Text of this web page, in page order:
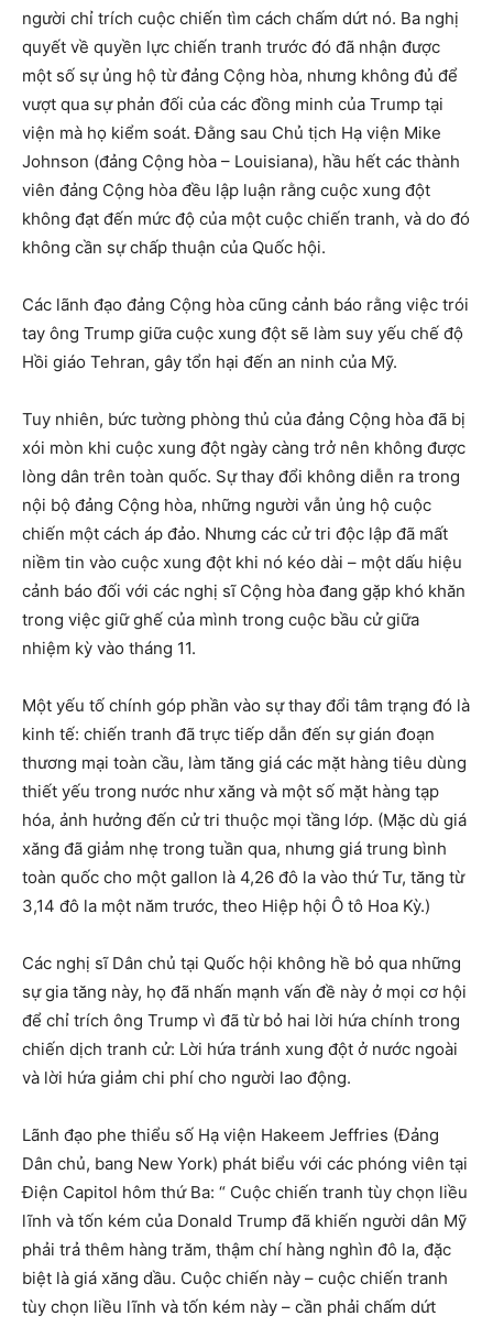
người chỉ trích cuộc chiến tìm cách chấm dứt nó. Ba nghị
quyết về quyền lực chiến tranh trước đó đã nhận được
một số sự ủng hộ từ đảng Cộng hòa, nhưng không đủ để
vượt qua sự phản đối của các đồng minh của Trump tại
viện mà họ kiểm soát. Đằng sau Chủ tịch Hạ viện Mike
Johnson (đảng Cộng hòa – Louisiana), hầu hết các thành
viên đảng Cộng hòa đều lập luận rằng cuộc xung đột
không đạt đến mức độ của một cuộc chiến tranh, và do đó
không cần sự chấp thuận của Quốc hội.
Các lãnh đạo đảng Cộng hòa cũng cảnh báo rằng việc trói
tay ông Trump giữa cuộc xung đột sẽ làm suy yếu chế độ
Hồi giáo Tehran, gây tổn hại đến an ninh của Mỹ.
Tuy nhiên, bức tường phòng thủ của đảng Cộng hòa đã bị
xói mòn khi cuộc xung đột ngày càng trở nên không được
lòng dân trên toàn quốc. Sự thay đổi không diễn ra trong
nội bộ đảng Cộng hòa, những người vẫn ủng hộ cuộc
chiến một cách áp đảo. Nhưng các cử tri độc lập đã mất
niềm tin vào cuộc xung đột khi nó kéo dài – một dấu hiệu
cảnh báo đối với các nghị sĩ Cộng hòa đang gặp khó khăn
trong việc giữ ghế của mình trong cuộc bầu cử giữa
nhiệm kỳ vào tháng 11.
Một yếu tố chính góp phần vào sự thay đổi tâm trạng đó là
kinh tế: chiến tranh đã trực tiếp dẫn đến sự gián đoạn
thương mại toàn cầu, làm tăng giá các mặt hàng tiêu dùng
thiết yếu trong nước như xăng và một số mặt hàng tạp
hóa, ảnh hưởng đến cử tri thuộc mọi tầng lớp. (Mặc dù giá
xăng đã giảm nhẹ trong tuần qua, nhưng giá trung bình
toàn quốc cho một gallon là 4,26 đô la vào thứ Tư, tăng từ
3,14 đô la một năm trước, theo Hiệp hội Ô tô Hoa Kỳ.)
Các nghị sĩ Dân chủ tại Quốc hội không hề bỏ qua những
sự gia tăng này, họ đã nhấn mạnh vấn đề này ở mọi cơ hội
để chỉ trích ông Trump vì đã từ bỏ hai lời hứa chính trong
chiến dịch tranh cử: Lời hứa tránh xung đột ở nước ngoài
và lời hứa giảm chi phí cho người lao động.
Lãnh đạo phe thiểu số Hạ viện Hakeem Jeffries (Đảng
Dân chủ, bang New York) phát biểu với các phóng viên tại
Điện Capitol hôm thứ Ba: “ Cuộc chiến tranh tùy chọn liều
lĩnh và tốn kém của Donald Trump đã khiến người dân Mỹ
phải trả thêm hàng trăm, thậm chí hàng nghìn đô la, đặc
biệt là giá xăng dầu. Cuộc chiến này – cuộc chiến tranh
tùy chọn liều lĩnh và tốn kém này – cần phải chấm dứt